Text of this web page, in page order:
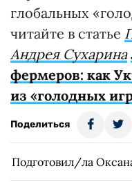
глобальных
читайте в статье
Андрея Сухарина
фермеров: как
из «голодных
Поделиться
Подготовил/ла